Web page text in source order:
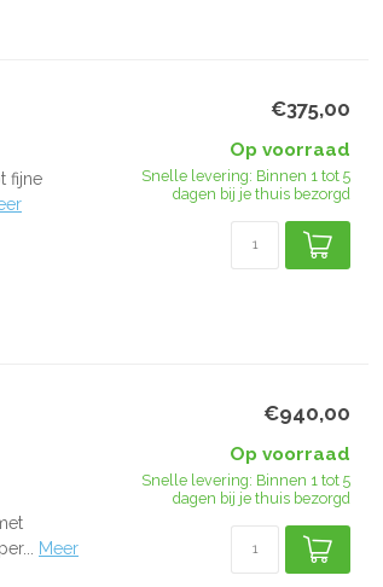
fijne
€375,00
Op voorraad
Snelle levering: Binnen 1 tot 5
dagen bij je thuis bezorgd
Meer
€940,00
Op voorraad
Snelle levering: Binnen 1 tot 5
dagen bij je thuis bezorgd